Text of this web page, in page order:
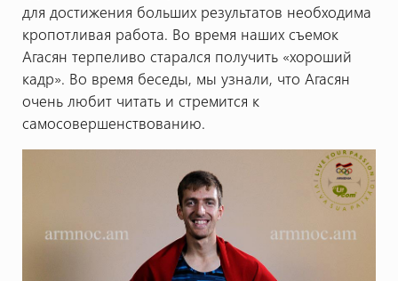
для достижения больших результатов необходима
кропотливая работа. Во время наших съемок
Агасян терпеливо старался получить «хороший
кадр». Во время беседы, мы узнали, что Агасян
очень любит читать и стремится к
самосовершенствованию.